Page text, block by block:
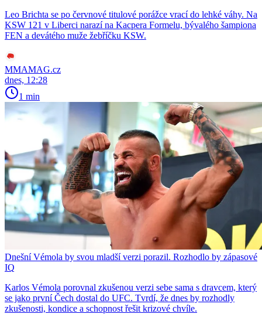
Leo Brichta se po červnové titulové porážce vrací do lehké váhy. Na
KSW 121 v Liberci narazí na Kacpera Formelu, bývalého šampiona
FEN a devátého muže žebříčku KSW.
MMAMAG.cz
dnes, 12:28
1 min
Dnešní Vémola by svou mladší verzi porazil. Rozhodlo by zápasové
IQ
Karlos Vémola porovnal zkušenou verzi sebe sama s dravcem, který
se jako první Čech dostal do UFC. Tvrdí, že dnes by rozhodly
zkušenosti, kondice a schopnost řešit krizové chvíle.